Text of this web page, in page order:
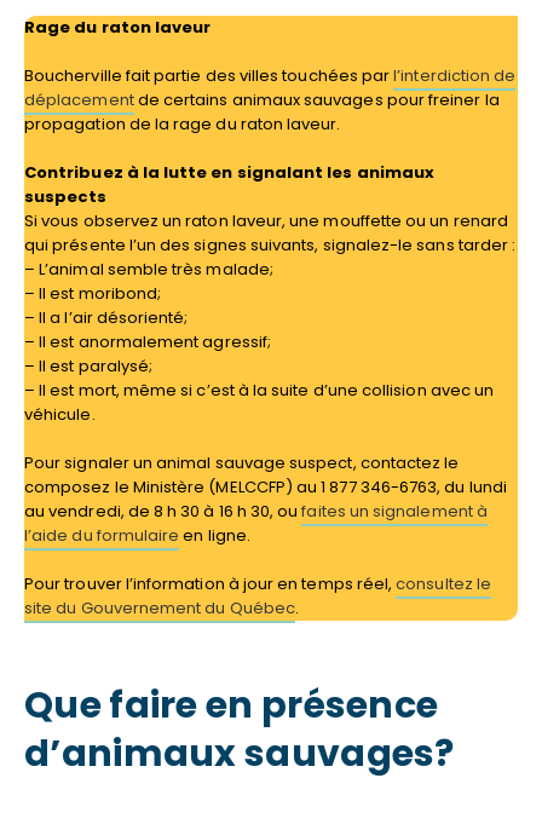
Rage du raton laveur
Boucherville fait partie des villes touchées parl’interdiction de
déplacementde certains animaux sauvages pour freiner la
propagation de la rage du raton laveur.
Contribuez à la lutte en signalant les animaux
suspects
Si vous observez un raton laveur, une mouffette ou un renard
qui présente l’un des signes suivants, signalez-le sans tarder :
– L’animal semble très malade;
– Il est moribond;
– Il a l’air désorienté;
– Il est anormalement agressif;
– Il est paralysé;
– Il est mort, même si c’est à la suite d’une collision avec un
véhicule.
Pour signaler un animal sauvage suspect, contactez le
composez le Ministère (MELCCFP) au 1 877 346-6763, du lundi
au vendredi, de 8 h 30 à 16 h 30, oufaites un signalement à
l’aide du formulaire en ligne.
Pour trouver l’information à jour en temps réel,consultez le
site du Gouvernement du Québec.
Que faire en présence
d’animaux sauvages?